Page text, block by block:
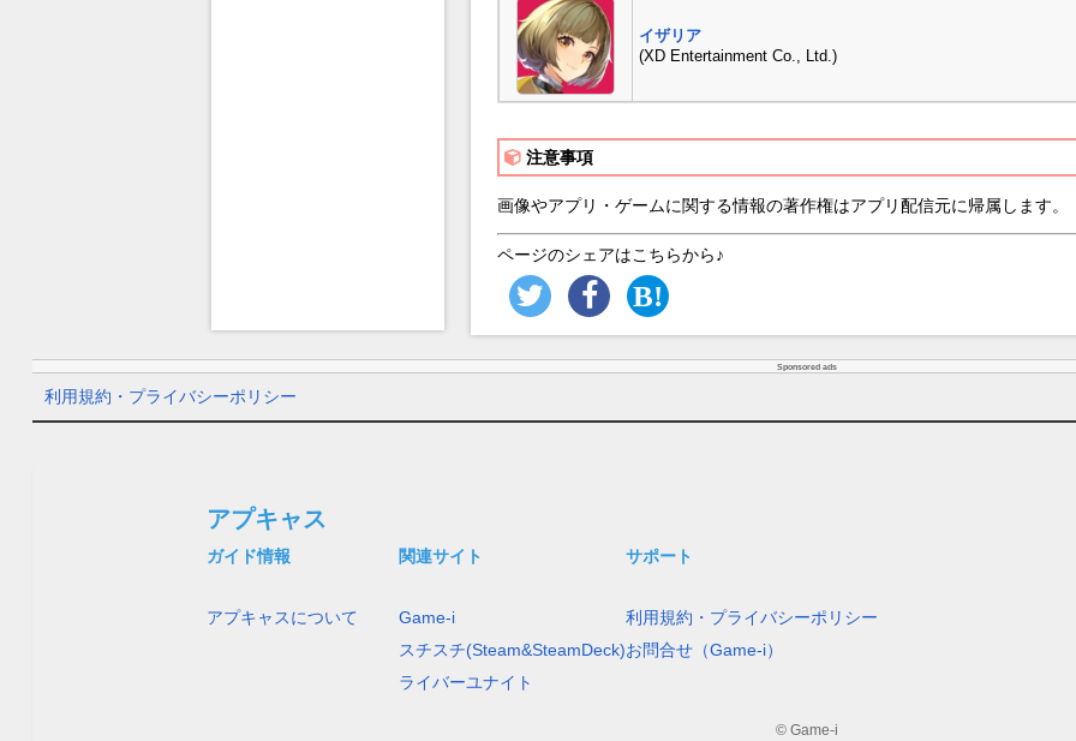
イザリア
(XD Entertainment Co., Ltd.)
注意事項
画像やアプリ・ゲームに関する情報の著作権はアプリ配信元に帰属します。
ページのシェアはこちらから♪
Sponsored ads
利用規約・プライバシーポリシー
アプキャス
ガイド情報
アプキャスについて
関連サイト
Game-i
スチスチ(Steam&SteamDeck)
ライバーユナイト
サポート
利用規約・プライバシーポリシー
お問合せ（Game-i）
© Game-i